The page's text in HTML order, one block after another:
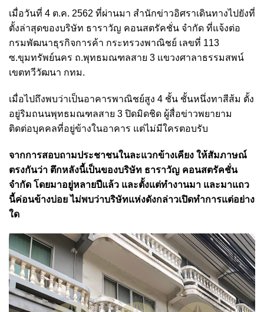
เมื่อวันที่ 4 ต.ค. 2562 ที่ผ่านมา สำนักข่าวอิศราเดินทางไปยังที่
ตั้งล่าสุดของบริษัท ธาราวัญ คอนสตรัคชั่น จำกัด ที่แจ้งต่อ
กรมพัฒนาธุรกิจการค้า กระทรวงพาณิชย์ เลขที่ 113
ซ.ขุมทรัพย์นคร ถ.พุทธมณฑลสาย 3 แขวงศาลาธรรมสพน์
เขตทวีวัฒนา กทม.
เมื่อไปถึงพบว่าเป็นอาคารพาณิชย์สูง 4 ชั้น ชั้นหนึ่งทาสีส้ม ตั้ง
อยู่ริมถนนพุทธมณฑลสาย 3 ปิดมิดชิด ผู้สื่อข่าวพยายาม
ติดต่อบุคคลที่อยู่ข้างในอาคาร แต่ไม่มีใครตอบรับ
จากการสอบถามประชาชนในละแวกข้างเคียง ให้สัมภาษณ์
ตรงกันว่า ตึกหลังนี้เป็นของบริษัท ธาราวัญ คอนสตรัคชั่น
จำกัด โดยมาอยู่หลายปีแล้ว และตั้งแต่ทำงานมา และมาแถว
นี้ค่อนข้างบ่อย ไม่พบว่าบริษัทแห่งดังกล่าวเปิดทำการแต่อย่าง
ใด